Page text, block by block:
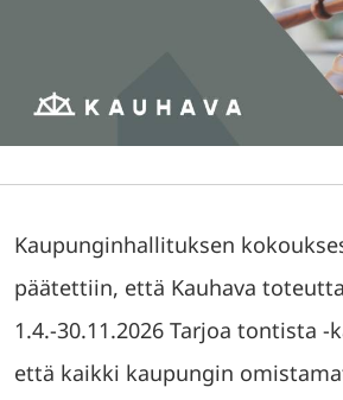
Kaupunginhallituksen
päätettiin, että Kauhava
1.4.-30.11.2026 Tarjoa tontista
että kaikki kaupungin